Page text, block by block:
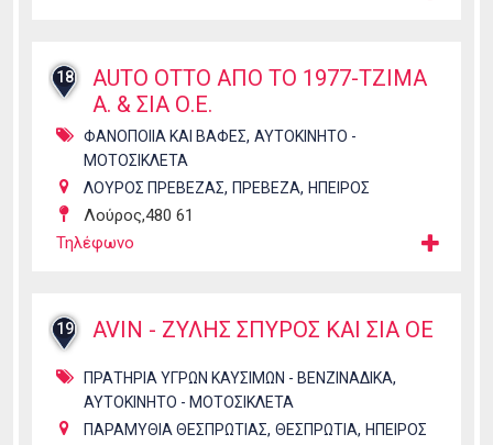
18
AUTO OTTO ΑΠΟ ΤΟ 1977-ΤΖΙΜΑ
Α. & ΣΙΑ Ο.Ε.
ΦΑΝΟΠΟΙΙΑ ΚΑΙ ΒΑΦΕΣ, ΑΥΤΟΚΙΝΗΤΟ -
ΜΟΤΟΣΙΚΛΕΤΑ
ΛΟΥΡΟΣ ΠΡΕΒΕΖΑΣ, ΠΡΕΒΕΖΑ, ΗΠΕΙΡΟΣ
Λούρος,480 61
Τηλέφωνο
19 AVIN - ΖΥΛΗΣ ΣΠΥΡΟΣ ΚΑΙ ΣΙΑ ΟΕ
ΠΡΑΤΗΡΙΑ ΥΓΡΩΝ ΚΑΥΣΙΜΩΝ - ΒΕΝΖΙΝΑΔΙΚΑ,
ΑΥΤΟΚΙΝΗΤΟ - ΜΟΤΟΣΙΚΛΕΤΑ
ΠΑΡΑΜΥΘΙΑ ΘΕΣΠΡΩΤΙΑΣ, ΘΕΣΠΡΩΤΙΑ, ΗΠΕΙΡΟΣ